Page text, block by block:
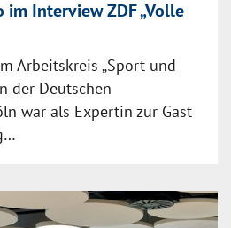
Interview ZDF „Volle
Arbeitskreis „Sport und
der Deutschen
war als Expertin zur Gast